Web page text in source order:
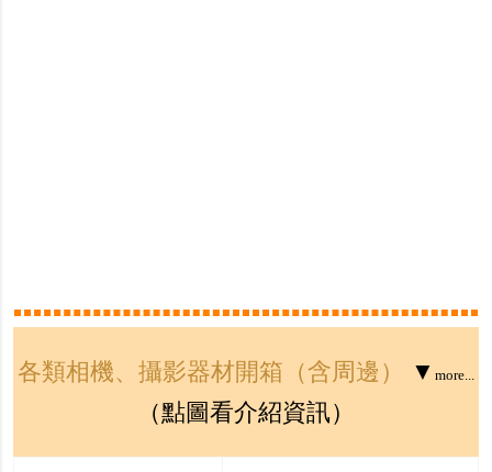
各類相機、攝影器材開箱（含周邊） ▼ more...
（點圖看介紹資訊）